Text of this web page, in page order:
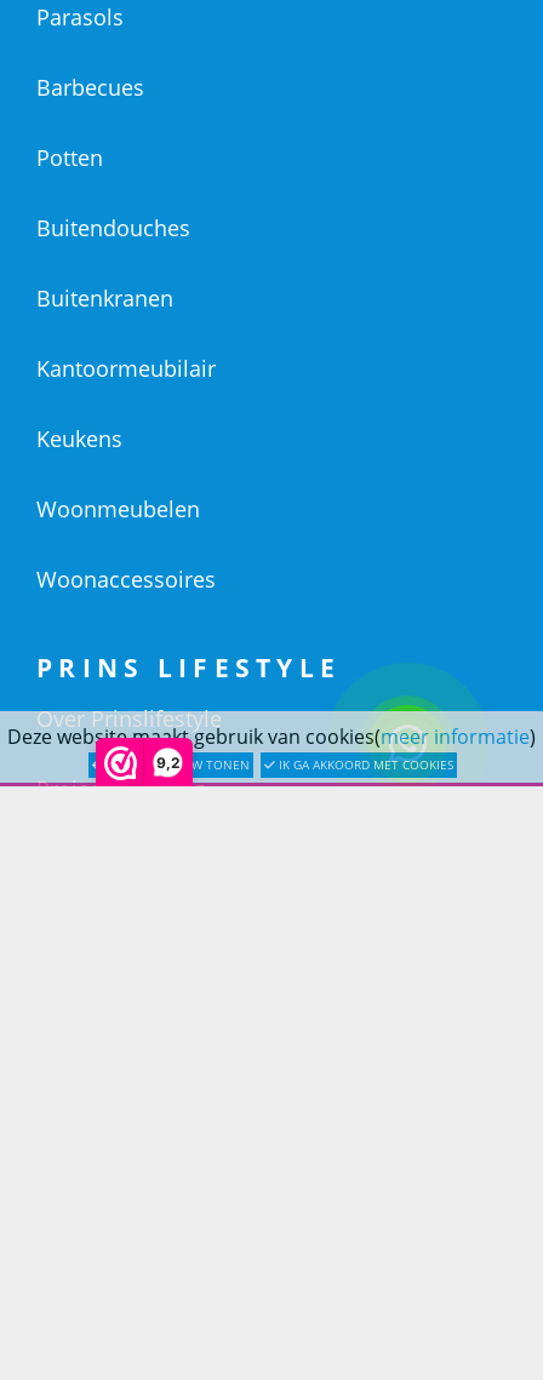
9,2
Deze website maakt gebruik van cookies(meer informatie)
LATER OPNIEUW TONEN IK GA AKKOORD MET COOKIES
Parasols
Barbecues
Potten
Buitendouches
Buitenkranen
Kantoormeubilair
Keukens
Woonmeubelen
Woonaccessoires
PRINS LIFESTYLE
Over Prinslifestyle
Projectinrichting